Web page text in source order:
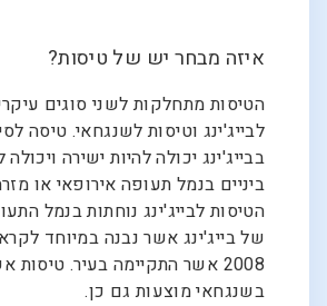
איזה מבחר יש של טיסות?
הטיסות מתחלקות לשני סוגים
לבייג'ינג וטיסות לשנגחאי. טיסה
בבייג'ינג יכולה להיות ישירה
ביניים בנמל תעופה אירופאי או
הטיסות לבייג'ינג נוחתות בנמל
של בייג'ינג אשר נבנה במיוחד
2008 אשר התקיימה בעיר. טיסות
בשנגחאי מוצעות גם כן.